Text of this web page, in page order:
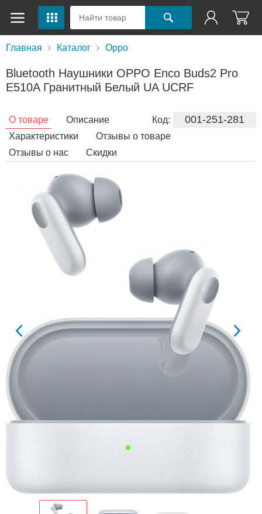
Главная Каталог Oppo
Bluetooth Наушники OPPO Enco Buds2 Pro
E510A Гранитный Белый UA UCRF
Код: 001-251-281
О товаре
Описание
Характеристики
Отзывы о товаре
Отзывы о нас
Скидки